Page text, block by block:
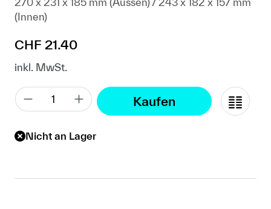
(Innen)
Regulärer Preis:
CHF 21.40
inkl. MwSt.
Kaufen
Nicht an Lager